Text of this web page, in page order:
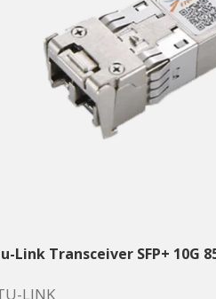
Link Transceiver SFP+ 10G
LINK